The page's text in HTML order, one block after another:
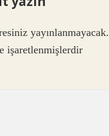
yayınlanmayacak.
işaretlenmişlerdir